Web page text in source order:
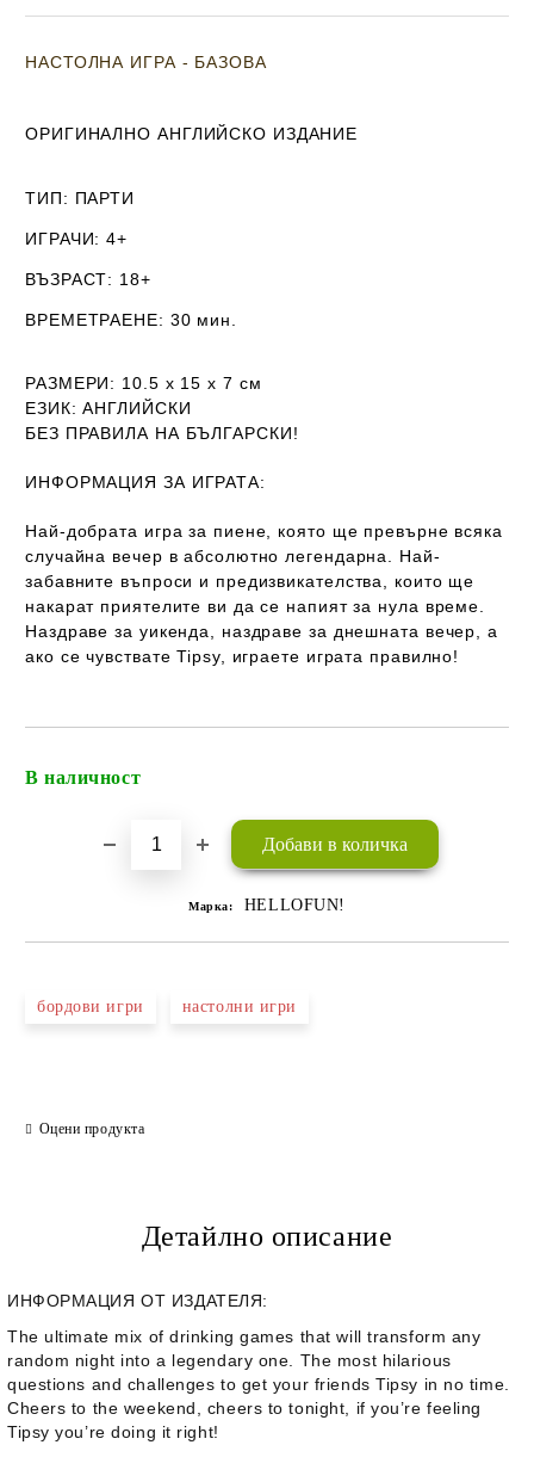
НАСТОЛНА ИГРА - БАЗОВА
ОРИГИНАЛНО АНГЛИЙСКО ИЗДАНИЕ
ТИП: ПАРТИ
ИГРАЧИ: 4+
ВЪЗРАСТ: 18+
ВРЕМЕТРАЕНЕ: 30 мин.
РАЗМЕРИ: 10.5 х 15 х 7 см
ЕЗИК: АНГЛИЙСКИ
БЕЗ ПРАВИЛА НА БЪЛГАРСКИ!
ИНФОРМАЦИЯ ЗА ИГРАТА:
Най-добрата игра за пиене, която ще превърне всяка
случайна вечер в абсолютно легендарна. Най-
забавните въпроси и предизвикателства, които ще
накарат приятелите ви да се напият за нула време.
Наздраве за уикенда, наздраве за днешната вечер, а
ако се чувствате Tipsy, играете играта правилно!
В наличност
Марка: HELLOFUN!
бордови игри настолни игри
Оцени продукта
Детайлно описание
ИНФОРМАЦИЯ ОТ ИЗДАТЕЛЯ:
The ultimate mix of drinking games that will transform any
random night into a legendary one. The most hilarious
questions and challenges to get your friends Tipsy in no time.
Cheers to the weekend, cheers to tonight, if you’re feeling
Tipsy you’re doing it right!